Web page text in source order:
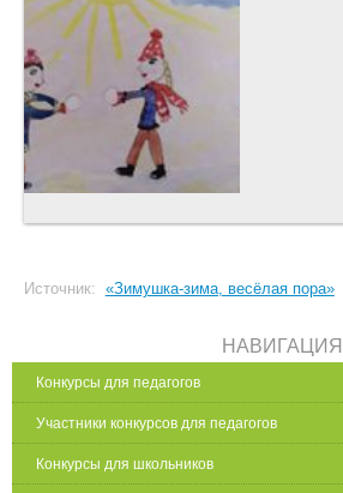
Источник: «Зимушка-зима, весёлая пора»
НАВИГАЦИЯ
Конкурсы для педагогов
Участники конкурсов для педагогов
Конкурсы для школьников